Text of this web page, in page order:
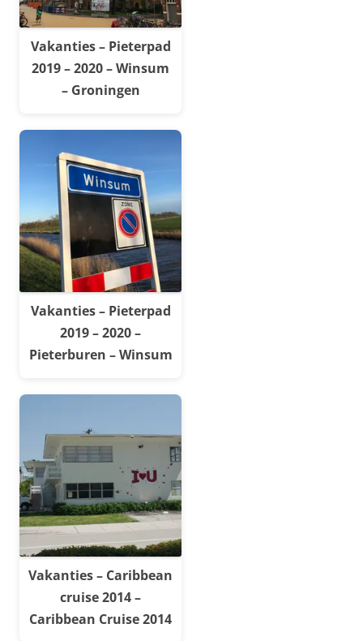
Vakanties – Pieterpad
2019 – 2020 – Winsum
– Groningen
Vakanties – Pieterpad
2019 – 2020 –
Pieterburen – Winsum
Vakanties – Caribbean
cruise 2014 –
Caribbean Cruise 2014